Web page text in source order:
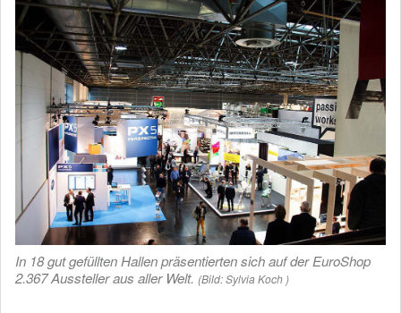
In 18 gut gefüllten Hallen präsentierten sich auf der EuroShop
2.367 Aussteller aus aller Welt. (Bild: Sylvia Koch )